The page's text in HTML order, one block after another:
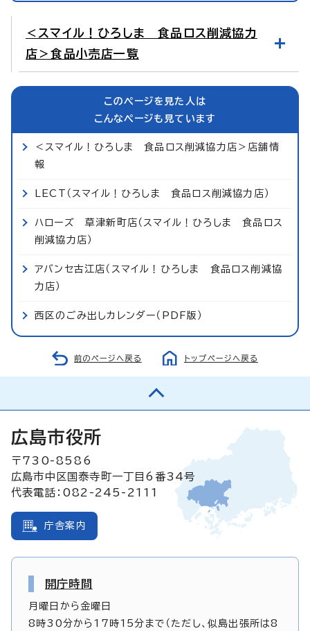
＜スマイル！ひろしま 食品ロス削減協力
店＞食品小売店一覧
このページを見た人は
こんなページも見ています
＜スマイル！ひろしま 食品ロス削減協力店＞店舗情
報
LECT（スマイル！ひろしま 食品ロス削減協力店）
ハローズ 草津新町店（スマイル！ひろしま 食品ロス
削減協力店）
アバンセ古江店（スマイル！ひろしま 食品ロス削減協
力店）
西区のごみ出しカレンダー（PDF版）
前のページへ戻る トップページへ戻る
広島市役所
〒730-8586
広島市中区国泰寺町一丁目6番34号
代表電話：082-245-2111
庁舎案内
開庁時間
月曜日から金曜日
8時30分から17時15分まで（ただし、似島出張所は8